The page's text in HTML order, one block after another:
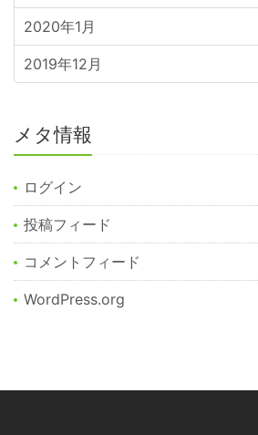
2020年1月
2019年12月
メタ情報
ログイン
投稿フィード
コメントフィード
WordPress.org